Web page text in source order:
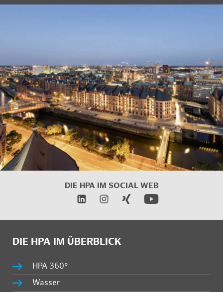
DIE HPA IM SOCIAL WEB
DIE HPA IM ÜBERBLICK
HPA 360°
Wasser